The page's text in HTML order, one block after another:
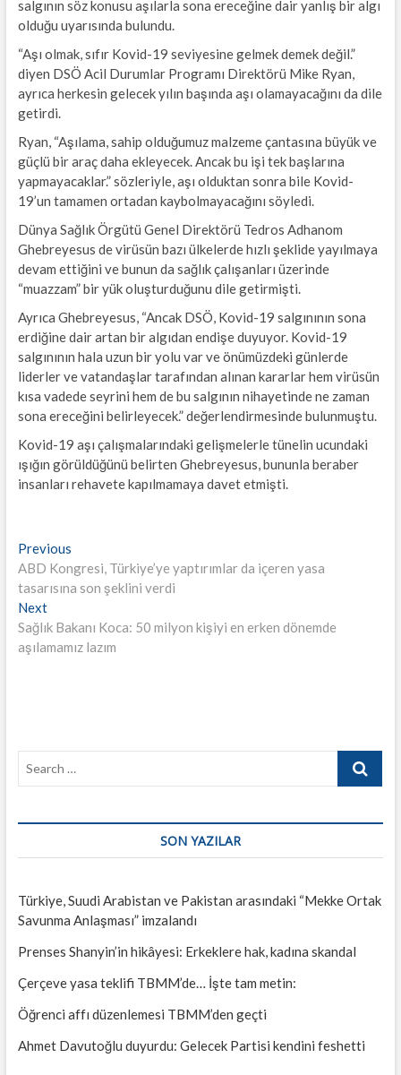
salgının söz konusu aşılarla sona ereceğine dair yanlış bir algı
olduğu uyarısında bulundu.
“Aşı olmak, sıfır Kovid-19 seviyesine gelmek demek değil.”
diyen DSÖ Acil Durumlar Programı Direktörü Mike Ryan,
ayrıca herkesin gelecek yılın başında aşı olamayacağını da dile
getirdi.
Ryan, “Aşılama, sahip olduğumuz malzeme çantasına büyük ve
güçlü bir araç daha ekleyecek. Ancak bu işi tek başlarına
yapmayacaklar.” sözleriyle, aşı olduktan sonra bile Kovid-
19’un tamamen ortadan kaybolmayacağını söyledi.
Dünya Sağlık Örgütü Genel Direktörü Tedros Adhanom
Ghebreyesus de virüsün bazı ülkelerde hızlı şeklide yayılmaya
devam ettiğini ve bunun da sağlık çalışanları üzerinde
“muazzam” bir yük oluşturduğunu dile getirmişti.
Ayrıca Ghebreyesus, “Ancak DSÖ, Kovid-19 salgınının sona
erdiğine dair artan bir algıdan endişe duyuyor. Kovid-19
salgınının hala uzun bir yolu var ve önümüzdeki günlerde
liderler ve vatandaşlar tarafından alınan kararlar hem virüsün
kısa vadede seyrini hem de bu salgının nihayetinde ne zaman
sona ereceğini belirleyecek.” değerlendirmesinde bulunmuştu.
Kovid-19 aşı çalışmalarındaki gelişmelerle tünelin ucundaki
ışığın görüldüğünü belirten Ghebreyesus, bununla beraber
insanları rehavete kapılmamaya davet etmişti.
Yazı
gezinmesi
PreviousPrevious
post:
ABD Kongresi, Türkiye’ye yaptırımlar da içeren yasa
tasarısına son şeklini verdi
NextNext
post:
Sağlık Bakanı Koca: 50 milyon kişiyi en erken dönemde
aşılamamız lazım
Search
SON YAZILAR
Türkiye, Suudi Arabistan ve Pakistan arasındaki “Mekke Ortak
Savunma Anlaşması” imzalandı
Prenses Shanyin’in hikâyesi: Erkeklere hak, kadına skandal
Çerçeve yasa teklifi TBMM’de… İşte tam metin:
Öğrenci affı düzenlemesi TBMM’den geçti
Ahmet Davutoğlu duyurdu: Gelecek Partisi kendini feshetti